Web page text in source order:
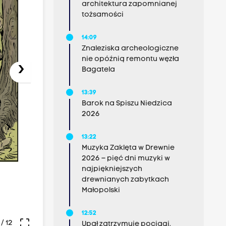
›
crop_free
12
architektura zapomnianej
tożsamości
14:09
Znaleziska archeologiczne
nie opóźnią remontu węzła
Bagatela
13:39
Barok na Spiszu Niedzica
2026
13:22
Muzyka Zaklęta w Drewnie
2026 – pięć dni muzyki w
najpiękniejszych
drewnianych zabytkach
Małopolski
12:52
Upał zatrzymuje pociągi.